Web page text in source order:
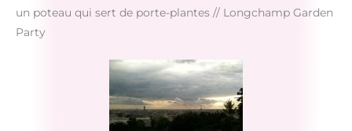
un poteau qui sert de porte-plantes // Longchamp Garden
Party